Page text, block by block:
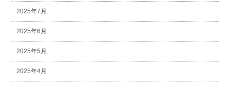
2025年7月
2025年6月
2025年5月
2025年4月